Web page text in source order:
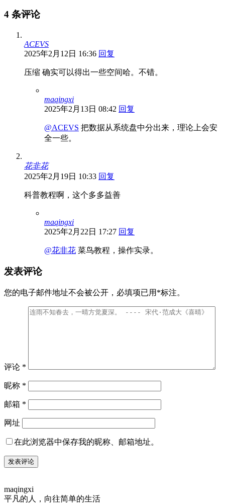
4 条评论
ACEVS
2025年2月12日 16:36 回复
压缩 确实可以得出一些空间哈。不错。
maqingxi
2025年2月13日 08:42 回复
@ACEVS 把数据从系统盘中分出来，理论上会安
全一些。
花非花
2025年2月19日 10:33 回复
科普教程啊，这个多多益善
maqingxi
2025年2月22日 17:27 回复
@花非花 菜鸟教程，操作实录。
发表评论
您的电子邮件地址不会被公开， 必填项已用 *标注。
评论 *
昵称 *
邮箱 *
网址
在此浏览器中保存我的昵称、邮箱地址。
maqingxi
平凡的人，向往简单的生活